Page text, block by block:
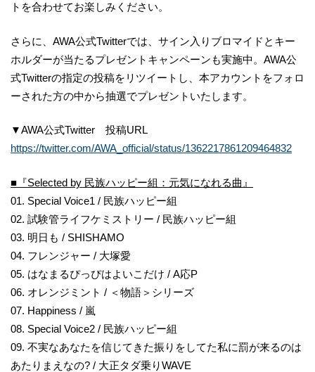
トを合わせてお楽しみください。
さらに、AWA公式Twitterでは、サイン入りブロマイドとキー
ホルダーが当たるプレゼントキャンペーンも実施中。AWA公
式Twitterの指定の投稿をリツイートし、本アカウントをフォロ
ーされた方の中から抽選でプレゼントいたします。
▼AWA公式Twitter 投稿URL
https://twitter.com/AWA_official/status/1362217861209464832
■ 『Selected by 民族ハッピー組：元気になれる曲 』
01. Special Voice1 / 民族ハッピー組
02. 試験管ライフケミストリー / 民族ハッピー組
03. 明日も / SHISHAMO
04. フレンジャー / 大塚愛
05. はなまるぴっぴはよいこだけ / A応P
06. オレンジミント / ＜物語＞シリーズ
07. Happiness / 嵐
08. Special Voice2 / 民族ハッピー組
09. 不実なあなたを信じてきた振りをしてた私に罰が来るのは
あたりまえなの? / 大正タダ乗りWAVE